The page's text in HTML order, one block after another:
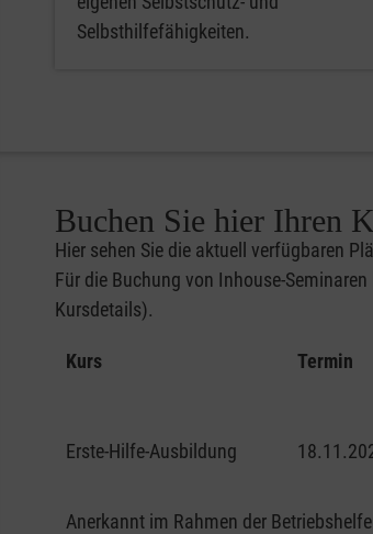
Selbsthilfefähigkeiten.
Buchen Sie hier Ihren
Hier sehen Sie die aktuell verfügbaren
Für die Buchung von Inhouse-
Kursdetails).
Kurs Termin
Erste-Hilfe-Ausbildung
Anerkannt im Rahmen der